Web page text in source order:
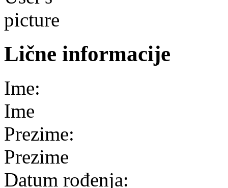
Lične informacije
Ime:
Ime
Prezime:
Prezime
Datum rođenja: